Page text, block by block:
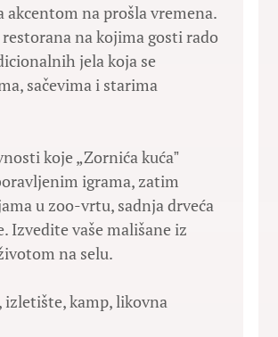
akcentom na prošla vremena.
na kojima gosti rado
jela koja se
sačevima i starima
koje „Zornića kućaˮ
igrama, zatim
u zoo-vrtu, sadnja drveća
Izvedite vaše mališane iz
na selu.
izletište, kamp, likovna